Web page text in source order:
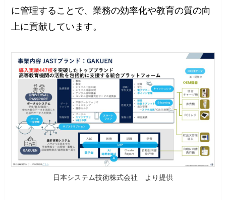
に管理することで、業務の効率化や教育の質の向
上に貢献しています。
日本システム技術株式会社 より提供